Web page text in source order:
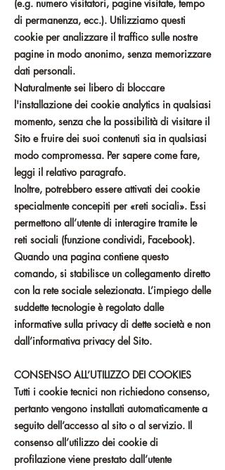
(e.g. numero visitatori, pagine visitate, tempo
di permanenza, ecc.). Utilizziamo questi
cookie per analizzare il traffico sulle nostre
pagine in modo anonimo, senza memorizzare
dati personali.
Naturalmente sei libero di bloccare
l'installazione dei cookie analytics in qualsiasi
momento, senza che la possibilità di visitare il
Sito e fruire dei suoi contenuti sia in qualsiasi
modo compromessa. Per sapere come fare,
leggi il relativo paragrafo.
Inoltre, potrebbero essere attivati dei cookie
specialmente concepiti per «reti sociali». Essi
permettono all’utente di interagire tramite le
reti sociali (funzione condividi, Facebook).
Quando una pagina contiene questo
comando, si stabilisce un collegamento diretto
con la rete sociale selezionata. L’impiego delle
suddette tecnologie è regolato dalle
informative sulla privacy di dette società e non
dall’informativa privacy del Sito.
CONSENSO ALL’UTILIZZO DEI COOKIES
Tutti i cookie tecnici non richiedono consenso,
pertanto vengono installati automaticamente a
seguito dell’accesso al sito o al servizio. Il
consenso all’utilizzo dei cookie di
profilazione viene prestato dall’utente